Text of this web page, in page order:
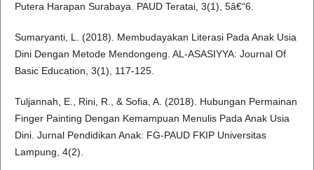
Putera Harapan Surabaya. PAUD Teratai, 3(1), 5â€“6.
Sumaryanti, L. (2018). Membudayakan Literasi Pada Anak Usia
Dini Dengan Metode Mendongeng. AL-ASASIYYA: Journal Of
Basic Education, 3(1), 117-125.
Tuljannah, E., Rini, R., & Sofia, A. (2018). Hubungan Permainan
Finger Painting Dengan Kemampuan Menulis Pada Anak Usia
Dini. Jurnal Pendidikan Anak: FG-PAUD FKIP Universitas
Lampung, 4(2).